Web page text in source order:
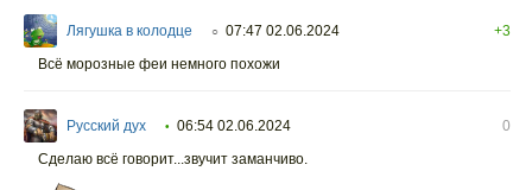
Лягушка в колодце ○ 07:47 02.06.2024
+3
Всё морозные феи немного похожи
Русский дух • 06:54 02.06.2024
0
Сделаю всё говорит...звучит заманчиво.